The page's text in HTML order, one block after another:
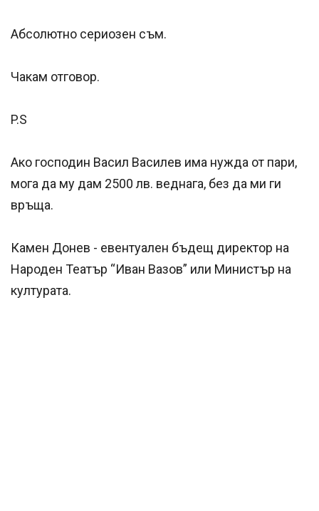
Абсолютно сериозен съм.
Чакам отговор.
P.S
Ако господин Васил Василев има нужда от пари,
мога да му дам 2500 лв. веднага, без да ми ги
връща.
Камен Донев - евентуален бъдещ директор на
Народен Театър “Иван Вазов” или Министър на
културата.